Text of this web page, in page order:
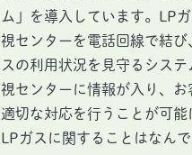
ム」を導入しています。LP
視センターを電話回線で結
スの利用状況を見守るシス
視センターに情報が入り、
適切な対応を行うことが可能
LPガスに関することはなん